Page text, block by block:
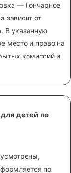
— Гончарное
зависит от
В указанную
место и право на
комиссий и
детей по
по